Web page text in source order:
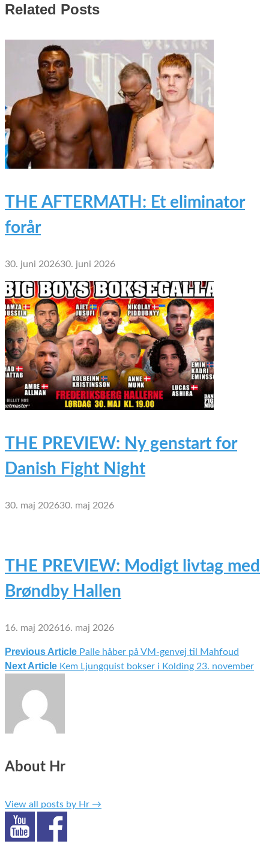
Related Posts
THE AFTERMATH: Et eliminator
forår
30. juni 202630. juni 2026
THE PREVIEW: Ny genstart for
Danish Fight Night
30. maj 202630. maj 2026
THE PREVIEW: Modigt livtag med
Brøndby Hallen
16. maj 202616. maj 2026
Indlægsnavigation
Previous Article Palle håber på VM-genvej til Mahfoud
Next Article Kem Ljungquist bokser i Kolding 23. november
About Hr
View all posts by Hr →